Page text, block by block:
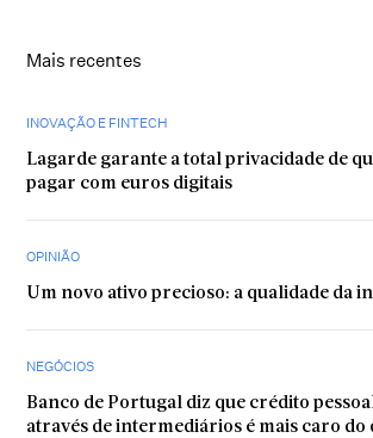
Mais recentes
INOVAÇÃO E FINTECH
Lagarde garante a total privacidade de
pagar com euros digitais
OPINIÃO
Um novo ativo precioso: a qualidade da
NEGÓCIOS
Banco de Portugal diz que crédito
através de intermediários é mais caro do